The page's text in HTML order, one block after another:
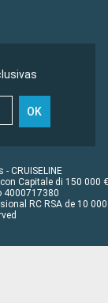
OK
CRUISELINE
Capitale di 150 000 €
4000717380
RC RSA de 10 000